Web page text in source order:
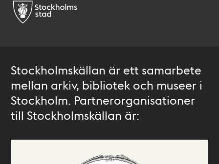
Stockholmskällan är ett samarbete
mellan arkiv, bibliotek och museer i
Stockholm. Partnerorganisationer
till Stockholmskällan är: